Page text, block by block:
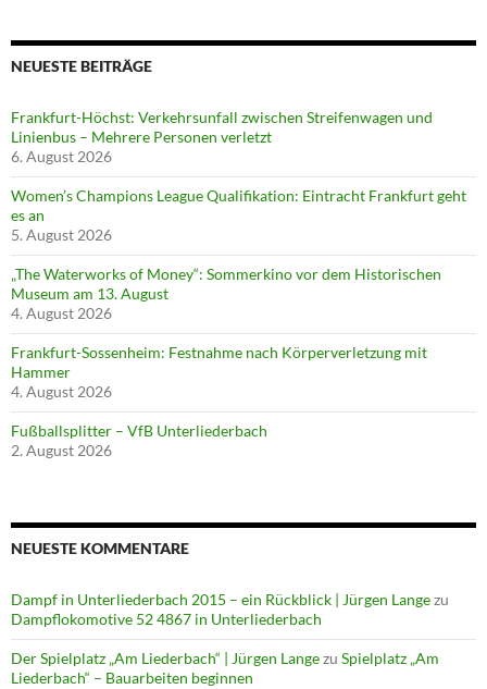
NEUESTE BEITRÄGE
Frankfurt-Höchst: Verkehrsunfall zwischen Streifenwagen und
Linienbus – Mehrere Personen verletzt
6. August 2026
Women’s Champions League Qualifikation: Eintracht Frankfurt geht
es an
5. August 2026
„The Waterworks of Money“: Sommerkino vor dem Historischen
Museum am 13. August
4. August 2026
Frankfurt-Sossenheim: Festnahme nach Körperverletzung mit
Hammer
4. August 2026
Fußballsplitter – VfB Unterliederbach
2. August 2026
NEUESTE KOMMENTARE
Dampf in Unterliederbach 2015 – ein Rückblick | Jürgen Langezu
Dampflokomotive 52 4867 in Unterliederbach
Der Spielplatz „Am Liederbach“ | Jürgen Langezu Spielplatz „Am
Liederbach“ – Bauarbeiten beginnen